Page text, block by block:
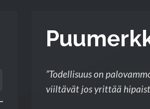
”Todellisuus on
viiltävät jos yrittää